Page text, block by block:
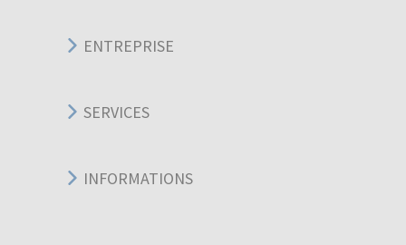
ENTREPRISE
SERVICES
INFORMATIONS